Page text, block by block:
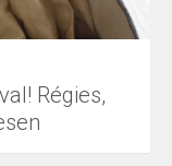
Régies,